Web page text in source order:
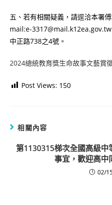
五、若有相關疑義，請逕洽本署
mail:e-
中正路738之4號。
2024總統教育獎生命故事文藝賞
Post Views: 150
相關內容
第1130315梯次全國高級
事宜，歡迎高中
02/